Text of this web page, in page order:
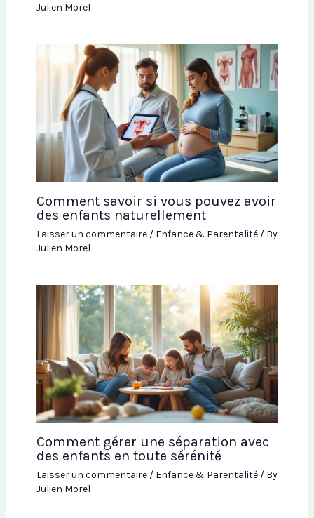
Julien Morel
Comment savoir si vous pouvez avoir
des enfants naturellement
Laisser un commentaire / Enfance & Parentalité/ By
Julien Morel
Comment gérer une séparation avec
des enfants en toute sérénité
Laisser un commentaire / Enfance & Parentalité/ By
Julien Morel